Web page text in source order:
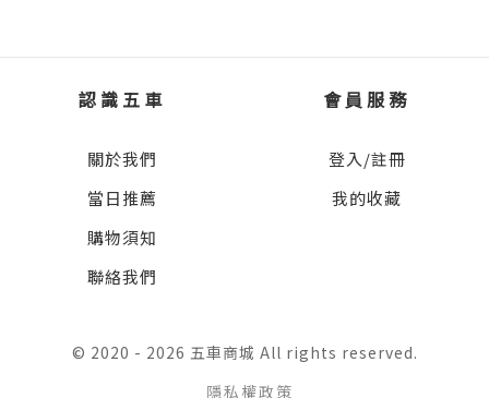
富的專家來解決各式各樣的難題了！
「理財小達人養成記」系列第一集《神奇記帳
本》只是了解「經濟法則」的開端，接下來主
角還會繼續更多冒險——她必須和伙伴合作，
系統、有方法，還要有溝通力、執行力，才能
達到事半功倍的效果。
認識五車
關於我們
當日推薦
購物須知
聯絡我們
會員服務
登入/註冊
我的收藏
© 2020 - 2026 五車商城 All rights reserved.
隱私權政策